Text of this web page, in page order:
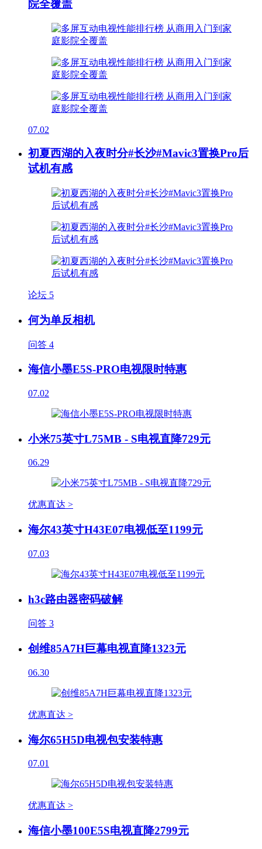
院全覆盖
07.02
初夏西湖的入夜时分#长沙#Mavic3置换Pro后
试机有感
论坛 5
何为单反相机
问答 4
海信小墨E5S-PRO电视限时特惠
07.02
小米75英寸L75MB - S电视直降729元
06.29
优惠直达 >
海尔43英寸H43E07电视低至1199元
07.03
h3c路由器密码破解
问答 3
创维85A7H巨幕电视直降1323元
06.30
优惠直达 >
海尔65H5D电视包安装特惠
07.01
优惠直达 >
海信小墨100E5S电视直降2799元